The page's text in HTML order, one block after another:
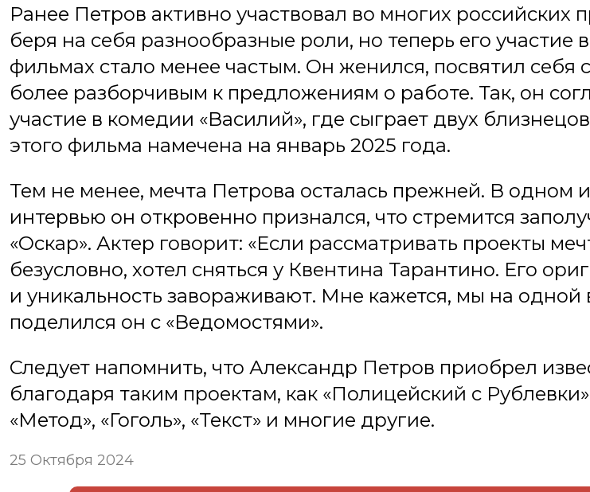
Ранее Петров активно участвовал во многих российских
беря на себя разнообразные роли, но теперь его участие
фильмах стало менее частым. Он женился, посвятил себя
более разборчивым к предложениям о работе. Так, он
участие в комедии «Василий», где сыграет двух
этого фильма намечена на январь 2025 года.
Тем не менее, мечта Петрова осталась прежней. В одном
интервью он откровенно признался, что стремится
«Оскар». Актер говорит: «Если рассматривать проекты
безусловно, хотел сняться у Квентина Тарантино. Его
и уникальность завораживают. Мне кажется, мы на одной
поделился он с «Ведомостями».
Следует напомнить, что Александр Петров приобрел
благодаря таким проектам, как «Полицейский с
«Метод», «Гоголь», «Текст» и многие другие.
25 Октября 2024